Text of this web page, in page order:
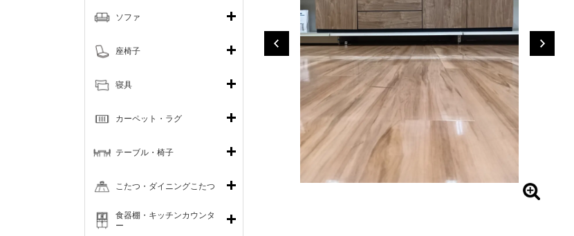
ソファ
寝具
座椅子
カーペット・ラグ
テーブル・椅子
こたつ・ダイニングこたつ
食器棚・キッチンカウンタ
ー